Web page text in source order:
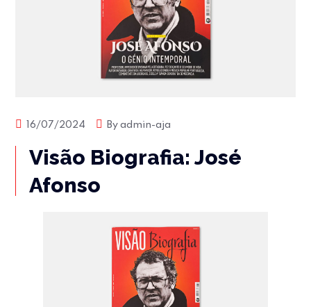
16/07/2024 Byadmin-aja
Visão Biografia: José
Afonso